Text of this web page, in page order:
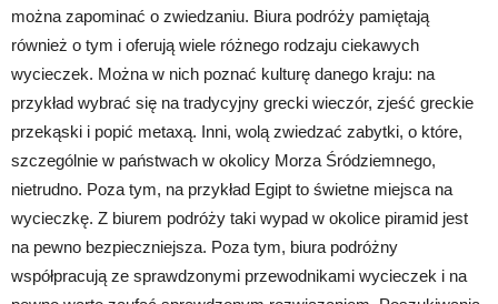
można zapominać o zwiedzaniu. Biura podróży pamiętają
również o tym i oferują wiele różnego rodzaju ciekawych
wycieczek. Można w nich poznać kulturę danego kraju: na
przykład wybrać się na tradycyjny grecki wieczór, zjeść greckie
przekąski i popić metaxą. Inni, wolą zwiedzać zabytki, o które,
szczególnie w państwach w okolicy Morza Śródziemnego,
nietrudno. Poza tym, na przykład Egipt to świetne miejsca na
wycieczkę. Z biurem podróży taki wypad w okolice piramid jest
na pewno bezpieczniejsza. Poza tym, biura podróżny
współpracują ze sprawdzonymi przewodnikami wycieczek i na